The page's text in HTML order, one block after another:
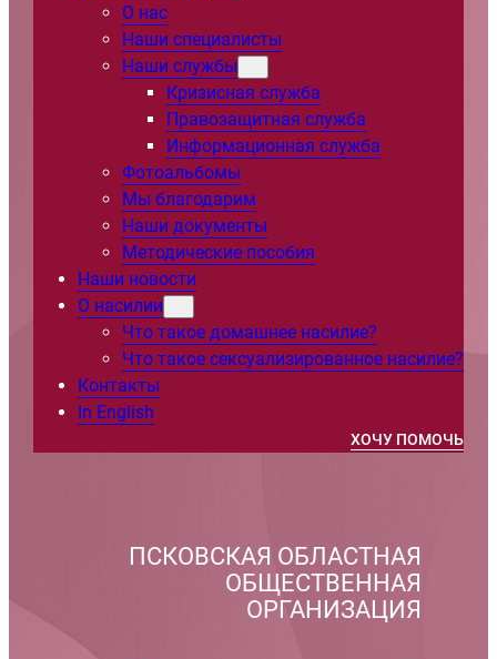
О нас
Наши специалисты
Наши службы
Кризисная служба
Правозащитная служба
Информационная служба
Фотоальбомы
Мы благодарим
Наши документы
Методические пособия
Наши новости
О насилии
Что такое домашнее насилие?
Что такое сексуализированное насилие?
Контакты
In English
ХОЧУ ПОМОЧЬ
ПСКОВСКАЯ ОБЛАСТНАЯ
ОБЩЕСТВЕННАЯ
ОРГАНИЗАЦИЯ